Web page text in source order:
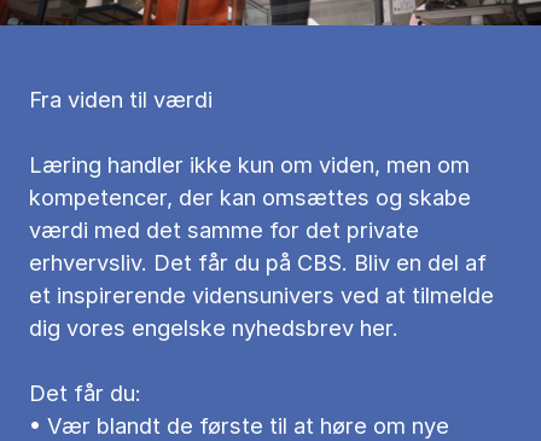
Fra viden til værdi
Læring handler ikke kun om viden, men om
kompetencer, der kan omsættes og skabe
værdi med det samme for det private
erhvervsliv. Det får du på CBS. Bliv en del af
et inspirerende vidensunivers ved at tilmelde
dig vores engelske nyhedsbrev her.
Det får du:
• Vær blandt de første til at høre om nye